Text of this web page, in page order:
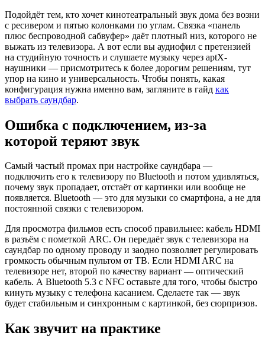
Подойдёт тем, кто хочет кинотеатральный звук дома без возни
с ресивером и пятью колонками по углам. Связка «панель
плюс беспроводной сабвуфер» даёт плотный низ, которого не
выжать из телевизора. А вот если вы аудиофил с претензией
на студийную точность и слушаете музыку через aptX-
наушники — присмотритесь к более дорогим решениям, тут
упор на кино и универсальность. Чтобы понять, какая
конфигурация нужна именно вам, загляните в гайд как
выбрать саундбар.
Ошибка с подключением, из-за
которой теряют звук
Самый частый промах при настройке саундбара —
подключить его к телевизору по Bluetooth и потом удивляться,
почему звук пропадает, отстаёт от картинки или вообще не
появляется. Bluetooth — это для музыки со смартфона, а не для
постоянной связки с телевизором.
Для просмотра фильмов есть способ правильнее: кабель HDMI
в разъём с пометкой ARC. Он передаёт звук с телевизора на
саундбар по одному проводу и заодно позволяет регулировать
громкость обычным пультом от ТВ. Если HDMI ARC на
телевизоре нет, второй по качеству вариант — оптический
кабель. А Bluetooth 5.3 с NFC оставьте для того, чтобы быстро
кинуть музыку с телефона касанием. Сделаете так — звук
будет стабильным и синхронным с картинкой, без сюрпризов.
Как звучит на практике